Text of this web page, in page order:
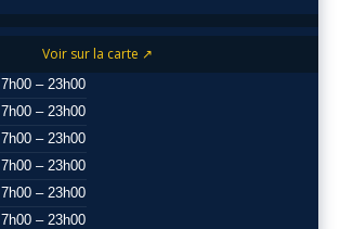
Voir sur la carte ↗
7h00 – 23h00
7h00 – 23h00
7h00 – 23h00
7h00 – 23h00
7h00 – 23h00
7h00 – 23h00